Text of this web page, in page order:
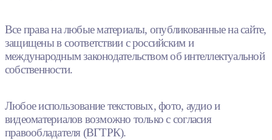
Все права на любые материалы, опубликованные на сайте,
защищены в соответствии с российским и
международным законодательством об интеллектуальной
собственности.
Любое использование текстовых, фото, аудио и
видеоматериалов возможно только с согласия
правообладателя (ВГТРК).